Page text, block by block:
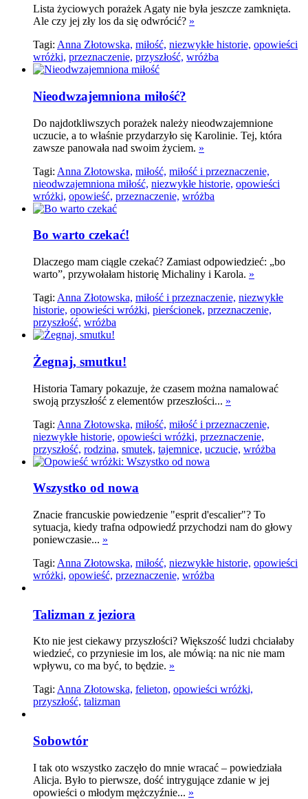
Lista życiowych porażek Agaty nie była jeszcze zamknięta.
Ale czy jej zły los da się odwrócić? »
Tagi: Anna Złotowska, miłość, niezwykłe historie, opowieści
wróżki, przeznaczenie, przyszłość, wróżba
Nieodwzajemniona miłość?
Do najdotkliwszych porażek należy nieodwzajemnione
uczucie, a to właśnie przydarzyło się Karolinie. Tej, która
zawsze panowała nad swoim życiem. »
Tagi: Anna Złotowska, miłość, miłość i przeznaczenie,
nieodwzajemniona miłość, niezwykłe historie, opowieści
wróżki, opowieść, przeznaczenie, wróżba
Bo warto czekać!
Dlaczego mam ciągle czekać? Zamiast odpowiedzieć: „bo
warto”, przywołałam historię Michaliny i Karola. »
Tagi: Anna Złotowska, miłość i przeznaczenie, niezwykłe
historie, opowieści wróżki, pierścionek, przeznaczenie,
przyszłość, wróżba
Żegnaj, smutku!
Historia Tamary pokazuje, że czasem można namalować
swoją przyszłość z elementów przeszłości... »
Tagi: Anna Złotowska, miłość, miłość i przeznaczenie,
niezwykłe historie, opowieści wróżki, przeznaczenie,
przyszłość, rodzina, smutek, tajemnice, uczucie, wróżba
Wszystko od nowa
Znacie francuskie powiedzenie "esprit d'escalier"? To
sytuacja, kiedy trafna odpowiedź przychodzi nam do głowy
poniewczasie... »
Tagi: Anna Złotowska, miłość, niezwykłe historie, opowieści
wróżki, opowieść, przeznaczenie, wróżba
Talizman z jeziora
Kto nie jest ciekawy przyszłości? Większość ludzi chciałaby
wiedzieć, co przyniesie im los, ale mówią: na nic nie mam
wpływu, co ma być, to będzie. »
Tagi: Anna Złotowska, felieton, opowieści wróżki,
przyszłość, talizman
Sobowtór
I tak oto wszystko zaczęło do mnie wracać – powiedziała
Alicja. Było to pierwsze, dość intrygujące zdanie w jej
opowieści o młodym mężczyźnie... »